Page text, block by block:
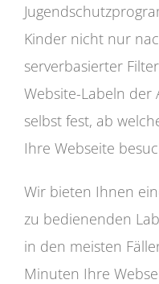
Kinder nicht nur
serverbasierter
Website-Labeln der
selbst fest, ab
Ihre Webseite
Wir bieten Ihnen
zu bedienenden
in den meisten
Minuten Ihre